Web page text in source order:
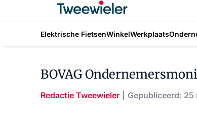
Elektrische FietsenWinkelWerkplaats
BOVAG
Redactie Tweewieler Gepubliceerd: 25